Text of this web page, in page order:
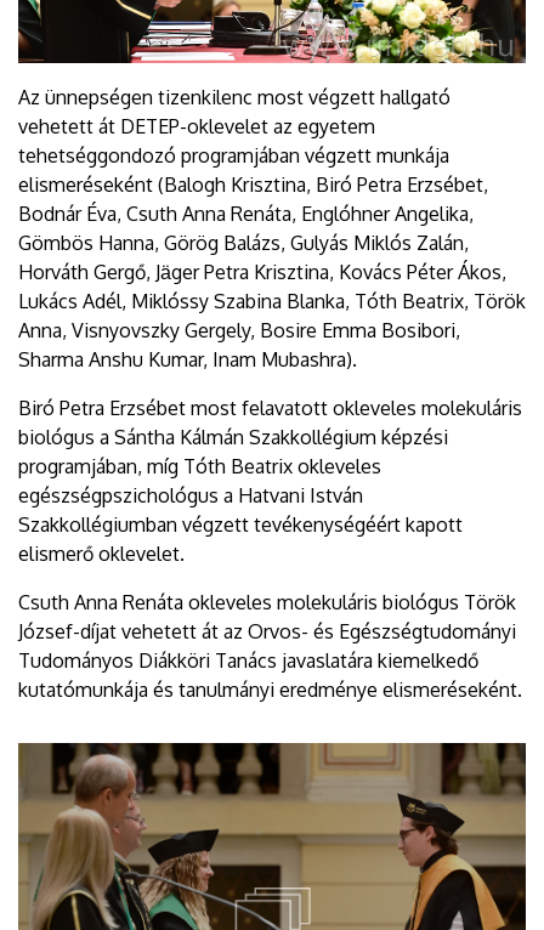
Az ünnepségen tizenkilenc most végzett hallgató
vehetett át DETEP-oklevelet az egyetem
tehetséggondozó programjában végzett munkája
elismeréseként (Balogh Krisztina, Biró Petra Erzsébet,
Bodnár Éva, Csuth Anna Renáta, Englóhner Angelika,
Gömbös Hanna, Görög Balázs, Gulyás Miklós Zalán,
Horváth Gergő, Jӓger Petra Krisztina, Kovács Péter Ákos,
Lukács Adél, Miklóssy Szabina Blanka, Tóth Beatrix, Török
Anna, Visnyovszky Gergely, Bosire Emma Bosibori,
Sharma Anshu Kumar, Inam Mubashra).
Biró Petra Erzsébet most felavatott okleveles molekuláris
biológus a Sántha Kálmán Szakkollégium képzési
programjában, míg Tóth Beatrix okleveles
egészségpszichológus a Hatvani István
Szakkollégiumban végzett tevékenységéért kapott
elismerő oklevelet.
Csuth Anna Renáta okleveles molekuláris biológus Török
József-díjat vehetett át az Orvos- és Egészségtudományi
Tudományos Diákköri Tanács javaslatára kiemelkedő
kutatómunkája és tanulmányi eredménye elismeréseként.